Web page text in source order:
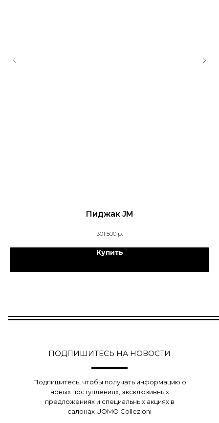
Пиджак JM
301 500 р.
Купить
ПОДПИШИТЕСЬ НА НОВОСТИ
Подпишитесь, чтобы получать информацию о
новых поступлениях, эксклюзивных
предложениях и специальных акциях в
салонах UOMO Collezioni